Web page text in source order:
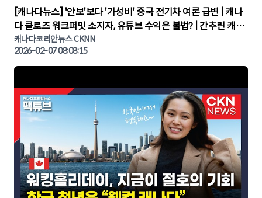
▶
[캐나다뉴스] '안보'보다 '가성비' 중국 전기차 여론 급변 | 캐나
다 클로즈 워크퍼밋 소지자, 유튜브 수익은 불법? | 간추린 캐나
다뉴스 | CKNNEWS, 캐나다코리안뉴스
캐나다코리안뉴스 CKNN
2026-02-07 08:08:15